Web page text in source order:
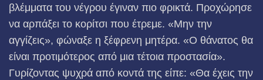
βλέμματα του νέγρου έγιναν πιο φρικτά. Προχώρησε
να αρπάξει το κορίτσι που έτρεμε. «Μην την
αγγίζεις», φώναξε η ξέφρενη μητέρα. «Ο θάνατος θα
είναι προτιμότερος από μια τέτοια προστασία».
Γυρίζοντας ψυχρά από κοντά της είπε: «Θα έχεις την